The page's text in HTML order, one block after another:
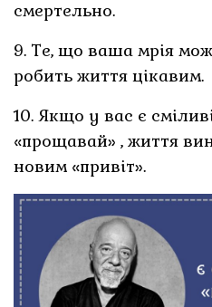
смертельно.
9. Те, що ваша мрія
робить життя цікавим.
10. Якщо у вас є
«прощавай» , життя
новим «привіт».